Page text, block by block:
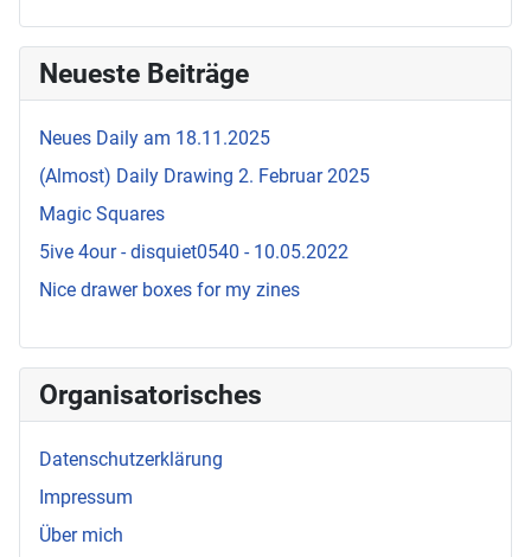
Neueste Beiträge
Neues Daily am 18.11.2025
(Almost) Daily Drawing 2. Februar 2025
Magic Squares
5ive 4our - disquiet0540 - 10.05.2022
Nice drawer boxes for my zines
Organisatorisches
Datenschutzerklärung
Impressum
Über mich